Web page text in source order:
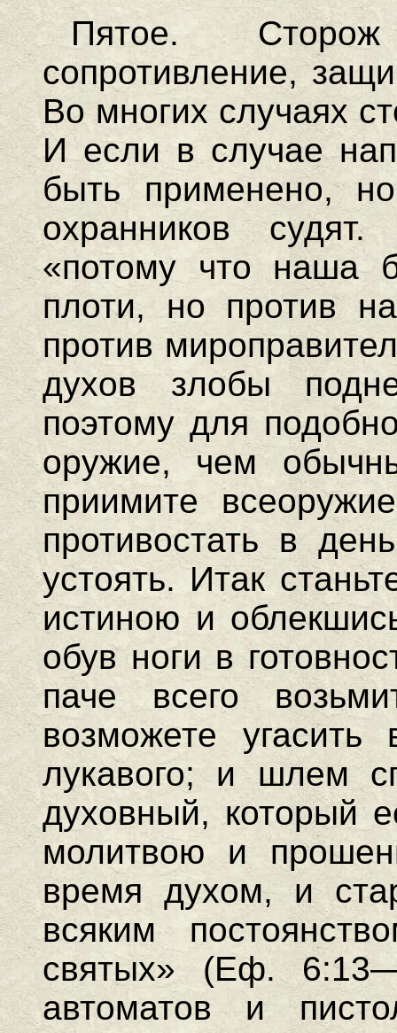
Пятое.
сопротивление,
Во многих случаях
И если в случае
быть применено,
охранников
«потому что наша
плоти, но против
против
духов злобы
поэтому для
оружие, чем
приимите
противостать в
устоять. Итак
истиною и
обув ноги в
паче всего
возможете
лукавого; и шлем
духовный, который
молитвою и
время духом, и
всяким
святых» (Еф.
автоматов и